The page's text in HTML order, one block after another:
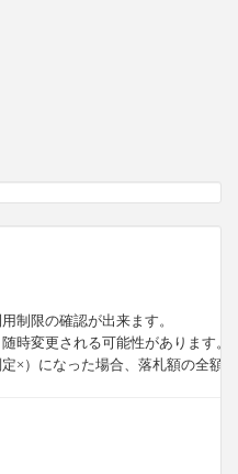
制限の確認が出来ます。
時変更される可能性があります。
×）になった場合、落札額の全額